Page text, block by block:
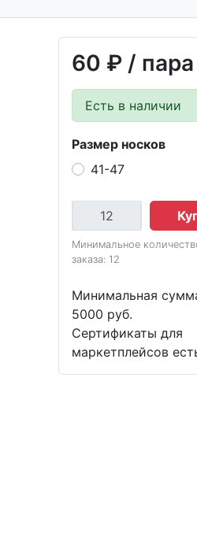
60 ₽ / пара
Есть в наличии
Размер носков
41-47
Минимальное
заказа: 12
Минимальная
5000 руб.
Сертификаты для
маркетплейсов